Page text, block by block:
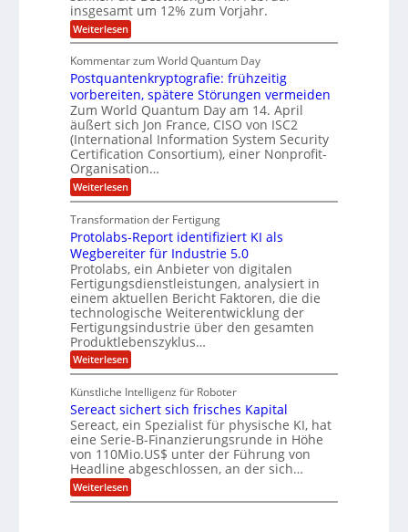
n
e
n
U
S
-
D
o
l
l
a
r
ü
r
M
E
A
u
n
d
L
a
t
e
i
n
a
m
e
r
i
k
a
d
C
h
e
f
C
u
s
t
o
m
e
r
O
ff
c
e
r
r
ö
f
n
e
t
K
o
m
p
e
t
e
n
z
z
n
t
r
u
m
f
ü
r
3
D
-
r
u
c
k
insgesamt um 12% zum Vorjahr.
Weiterlesen:
A
f
t
r
a
g
s
d
ä
m
p
f
e
r
ü
r
d
e
n
M
a
s
c
h
i
n
e
n
-
u
n
d
A
n
l
Kommentar zum World Quantum Day
Postquantenkryptografie: frühzeitig
vorbereiten, spätere Störungen vermeiden
Zum World Quantum Day am 14. April
äußert sich Jon France, CISO von ISC2
(International Information System Security
Certification Consortium), einer Nonprofit-
Organisation…
Weiterlesen:
P
s
t
q
u
a
n
t
e
n
k
r
y
p
t
o
g
r
a
f
i
e
:
f
Transformation der Fertigung
Protolabs-Report identifiziert KI als
Wegbereiter für Industrie 5.0
Protolabs, ein Anbieter von digitalen
Fertigungsdienstleistungen, analysiert in
einem aktuellen Bericht Faktoren, die die
technologische Weiterentwicklung der
Fertigungsindustrie über den gesamten
Produktlebenszyklus…
Weiterlesen:
P
o
t
o
l
a
b
s
-
R
Künstliche Intelligenz für Roboter
Sereact sichert sich frisches Kapital
Sereact, ein Spezialist für physische KI, hat
eine Serie-B-Finanzierungsrunde in Höhe
von 110Mio.US$ unter der Führung von
Headline abgeschlossen, an der sich…
Weiterlesen:
S